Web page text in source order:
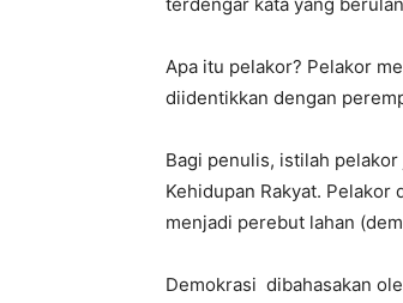
terdengar kata yang
Apa itu pelakor? Pelakor
diidentikkan dengan
Bagi penulis, istilah
Kehidupan Rakyat.
menjadi perebut lahan
Demokrasi dibahasakan